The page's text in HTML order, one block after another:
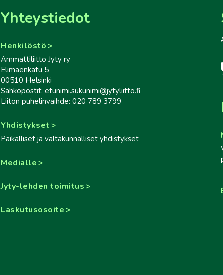
Yhteystiedot
Henkilöstö
Ammattiliitto Jyty ry
Elimäenkatu 5
00510 Helsinki
Sähköpostit: etunimi.sukunimi@jytyliitto.fi
Liiton puhelinvaihde: 020 789 3799
Yhdistykset
Paikalliset ja valtakunnalliset yhdistykset
Medialle
Jyty-lehden toimitus
Laskutusosoite